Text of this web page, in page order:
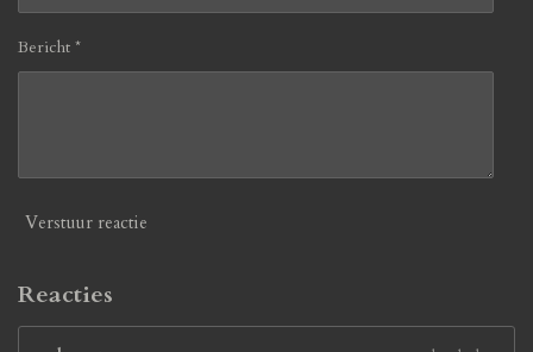
Bericht *
Verstuur reactie
Reacties